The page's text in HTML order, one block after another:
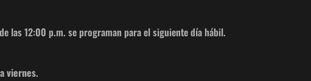
las 12:00 p.m. se programan para el siguiente día hábil.
viernes.